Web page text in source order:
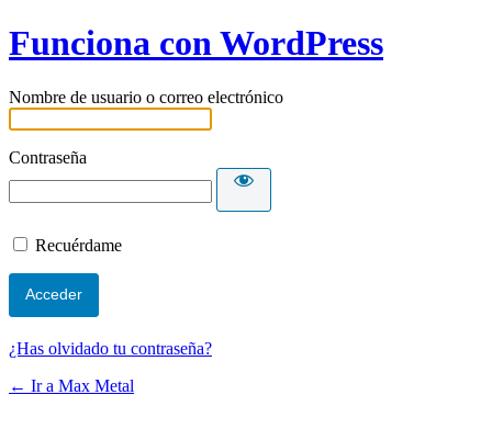
Funciona con WordPress
Nombre de usuario o correo electrónico
Contraseña
Recuérdame
¿Has olvidado tu contraseña?
← Ir a Max Metal